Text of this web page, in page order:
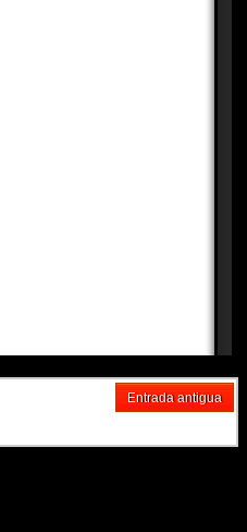
Entrada antigua